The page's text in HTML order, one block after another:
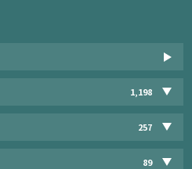
1,198
257
89